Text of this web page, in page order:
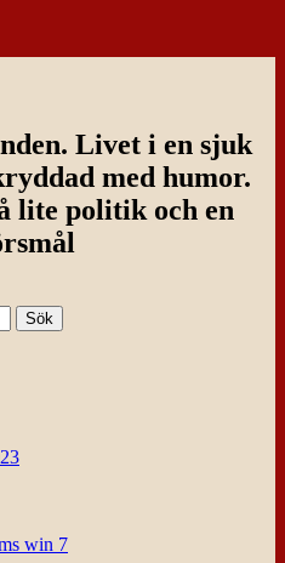
Livet i en sjuk
med humor.
lite politik och en
win 7